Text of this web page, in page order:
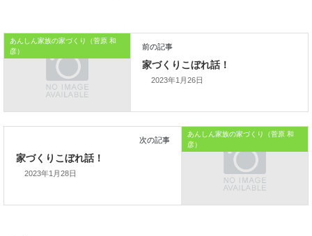
加えてみることも考えられますよね。
本日はこれまでです。
ご家族が幸せになるお手伝いをする」
あんしん家族の家づくり（菅原 和
彦）
2023年1月26日
あんしん家族の家づくり（菅原 和
彦）
2023年1月28日